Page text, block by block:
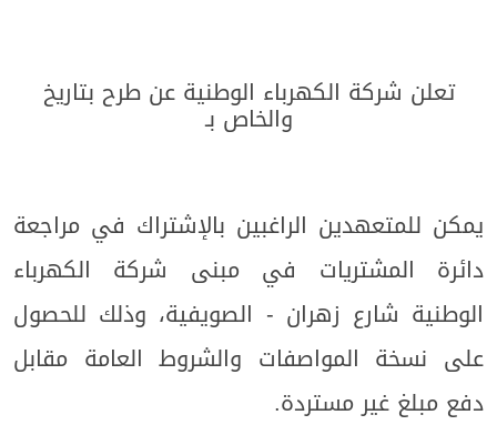
تعلن شركة الكهرباء الوطنية عن طرحبتاريخ
والخاص بـ
يمكن للمتعهدين الراغبين بالإشتراك فيمراجعة
دائرة المشتريات في مبنى شركة الكهرباء
الوطنية شارع زهران - الصويفية، وذلك للحصول
على نسخة المواصفات والشروط العامة مقابل
دفع مبلغغير مستردة.